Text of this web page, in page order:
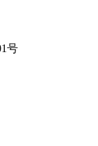
号